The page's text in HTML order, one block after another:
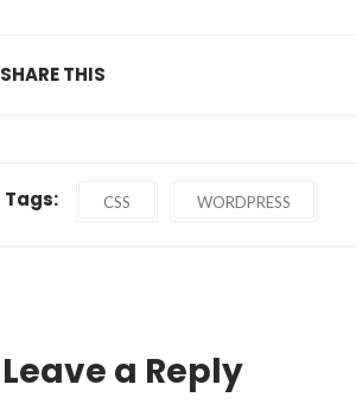
SHARE THIS
Tags: CSS WORDPRESS
Leave a Reply